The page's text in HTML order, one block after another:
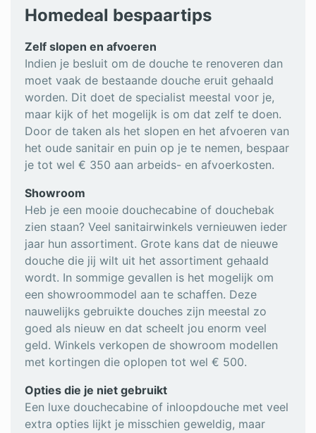
Homedeal bespaartips
Zelf slopen en afvoeren
Indien je besluit om de douche te renoveren dan
moet vaak de bestaande douche eruit gehaald
worden. Dit doet de specialist meestal voor je,
maar kijk of het mogelijk is om dat zelf te doen.
Door de taken als het slopen en het afvoeren van
het oude sanitair en puin op je te nemen, bespaar
je tot wel € 350 aan arbeids- en afvoerkosten.
Showroom
Heb je een mooie douchecabine of douchebak
zien staan? Veel sanitairwinkels vernieuwen ieder
jaar hun assortiment. Grote kans dat de nieuwe
douche die jij wilt uit het assortiment gehaald
wordt. In sommige gevallen is het mogelijk om
een showroommodel aan te schaffen. Deze
nauwelijks gebruikte douches zijn meestal zo
goed als nieuw en dat scheelt jou enorm veel
geld. Winkels verkopen de showroom modellen
met kortingen die oplopen tot wel € 500.
Opties die je niet gebruikt
Een luxe douchecabine of inloopdouche met veel
extra opties lijkt je misschien geweldig, maar